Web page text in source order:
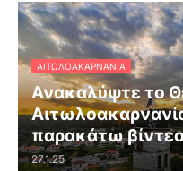
ΑΙΤΩΛΟΑΚΑΡΝΑΝΊΑ
Ανακαλύψτε το
παρακάτω
27.1.25